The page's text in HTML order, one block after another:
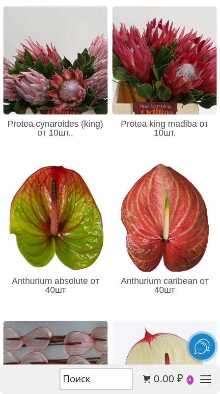
0.00 ₽ 0
Protea cynaroides (king)
от 10шт..
Protea king madiba от
10шт.
Anthurium absolute от
40шт
Anthurium caribean от
40шт